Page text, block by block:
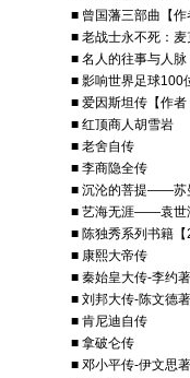
■ 曾国藩三部曲【
■ 老战士永不死：
■ 名人的往事与人脉
■ 影响世界足球100
■ 爱因斯坦传【作
■ 红顶商人胡雪岩
■ 老舍自传
■ 李商隐全传
■ 沉沦的菩提——苏
■ 艺海无涯——袁世
■ 陈独秀系列书籍
■ 康熙大帝传
■ 秦始皇大传-李约著
■ 刘邦大传-陈文德著
■ 肯尼迪自传
■ 拿破仑传
■ 邓小平传-伊文思著